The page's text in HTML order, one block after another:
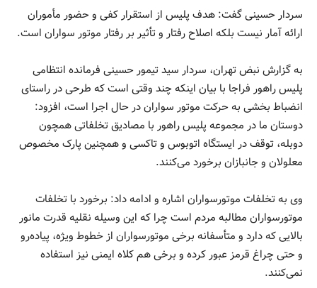
سردار حسینی گفت: هدف پلیس از استقرار کفی و حضور مأموران
ارائه آمار نیست بلکه اصلاح رفتار و تأثیر بر رفتار موتور سواران است.
به گزارش نبض تهران، سردار سید تیمور حسینی فرمانده انتظامی
پلیس راهور فراجا با بیان اینکه چند وقتی است که طرحی در راستای
انضباط بخشی به حرکت موتور سواران در حال اجرا است، افزود:
دوستان ما در مجموعه پلیس راهور با مصادیق تخلفاتی همچون
دوبله، توقف در ایستگاه اتوبوس و تاکسی و همچنین پارک مخصوص
معلولان و جانبازان برخورد می‌کنند.
وی به تخلفات موتورسواران اشاره و ادامه داد: برخورد با تخلفات
موتورسواران مطالبه مردم است چرا که این وسیله نقلیه قدرت مانور
بالایی که دارد و متأسفانه برخی موتورسواران از خطوط ویژه، پیاده‌رو
و حتی چراغ قرمز عبور کرده و برخی هم کلاه ایمنی نیز استفاده
نمی‌کنند.